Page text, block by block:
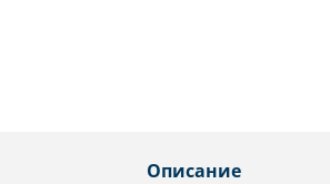
Описание